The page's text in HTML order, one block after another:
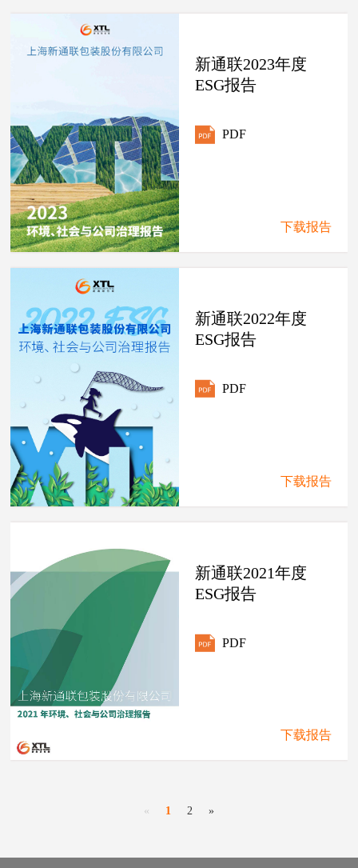
新通联2023年度
ESG报告
PDF
下载报告
新通联2022年度
ESG报告
PDF
下载报告
新通联2021年度
ESG报告
PDF
下载报告
« 1 2 »